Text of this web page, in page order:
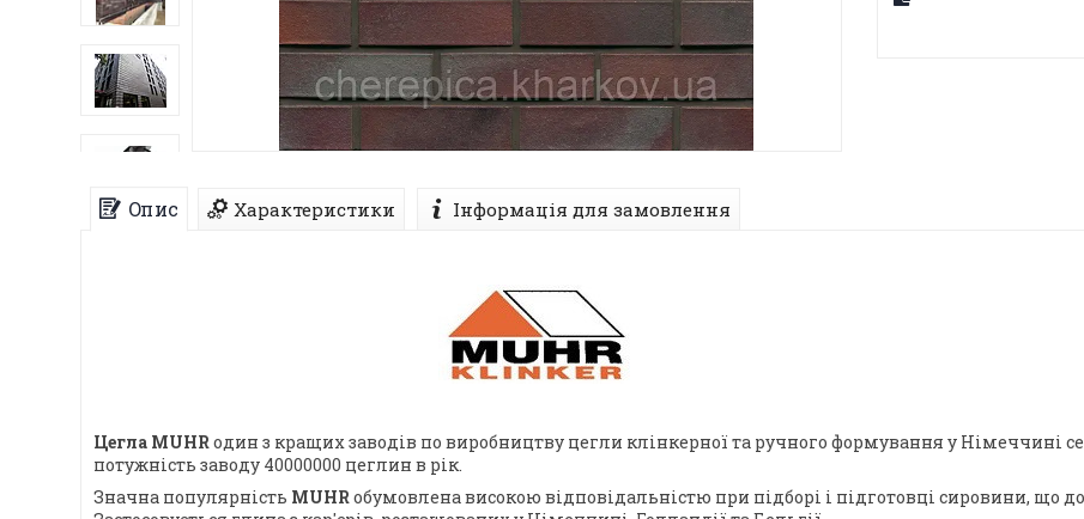
Опис Характеристики Інформація для замовлення
Цегла MUHRодин з кращих заводів по виробництву цегли клінкерної та ручного формування у Німеччині
потужність заводу 40000000 цеглин в рік.
Значна популярність MUHRобумовлена високою відповідальністю при підборі і підготовці сировини, що